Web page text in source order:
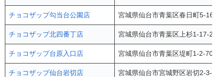
チョコザップ勾当台公園店 宮城県仙台市青葉区春日町5-
チョコザップ北四番丁店 宮城県仙台市青葉区上杉1-
チョコザップ台原入口店 宮城県仙台市青葉区堤町1-2-
チョコザップ仙台岩切店 宮城県仙台市宮城野区岩切2-